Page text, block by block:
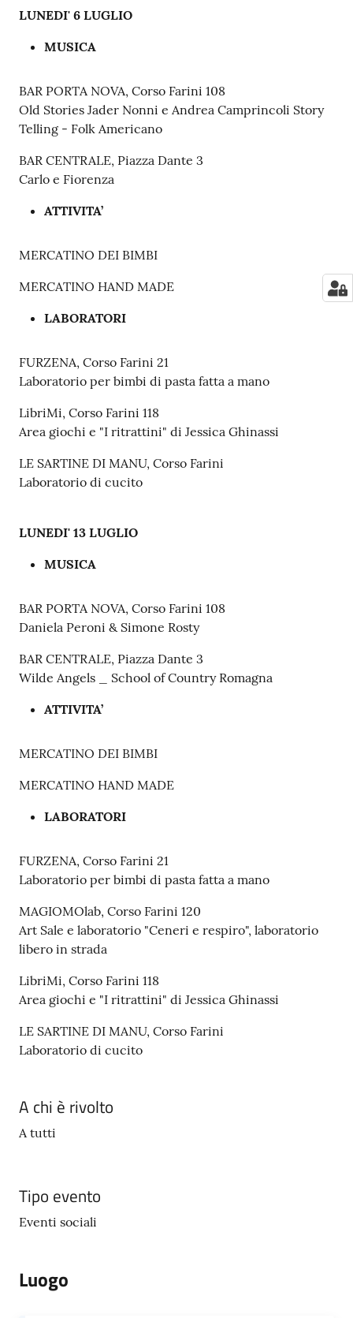
LUNEDI' 6 LUGLIO
MUSICA
BAR PORTA NOVA, Corso Farini 108
Old Stories Jader Nonni e Andrea Camprincoli Story
Telling - Folk Americano
BAR CENTRALE, Piazza Dante 3
Carlo e Fiorenza
ATTIVITA’
MERCATINO DEI BIMBI
MERCATINO HAND MADE
LABORATORI
FURZENA, Corso Farini 21
Laboratorio per bimbi di pasta fatta a mano
LibriMi, Corso Farini 118
Area giochi e "I ritrattini" di Jessica Ghinassi
LE SARTINE DI MANU, Corso Farini
Laboratorio di cucito
LUNEDI' 13 LUGLIO
MUSICA
BAR PORTA NOVA, Corso Farini 108
Daniela Peroni & Simone Rosty
BAR CENTRALE, Piazza Dante 3
Wilde Angels _ School of Country Romagna
ATTIVITA’
MERCATINO DEI BIMBI
MERCATINO HAND MADE
LABORATORI
FURZENA, Corso Farini 21
Laboratorio per bimbi di pasta fatta a mano
MAGIOMOlab, Corso Farini 120
Art Sale e laboratorio "Ceneri e respiro", laboratorio
libero in strada
LibriMi, Corso Farini 118
Area giochi e "I ritrattini" di Jessica Ghinassi
LE SARTINE DI MANU, Corso Farini
Laboratorio di cucito
A chi è rivolto
A tutti
Tipo evento
Eventi sociali
Luogo